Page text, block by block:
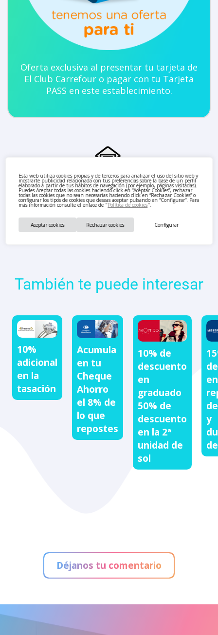
Esta web utiliza cookies propias y de terceros para analizar el uso del sitio web y
mostrarte publicidad relacionada con tus preferencias sobre la base de un perfil
elaborado a partir de tus hábitos de navegación (por ejemplo, páginas visitadas).
Puedes Aceptar todas las cookies haciendo click en “Aceptar Cookies”, rechazar
todas las cookies que no sean necesarias haciendo click en “Rechazar Cookies” o
configurar los tipos de cookies que deseas aceptar pulsando en “Configurar”. Para
más información consulte el enlace de "Política de cookies".
Configurar
Rechazar cookies
Aceptar cookies
Oferta exclusiva al presentar tu tarjeta de
El Club Carrefour o pagar con tu Tarjeta
PASS en este establecimiento.
También te puede interesar
10%
adicional
en la
tasación
Acumula
en tu
Cheque
Ahorro
el 8% de
lo que
repostes
10% de
descuento
en
graduado
50% de
descuento
en la 2ª
unidad de
sol
en
y
Déjanos tu comentario